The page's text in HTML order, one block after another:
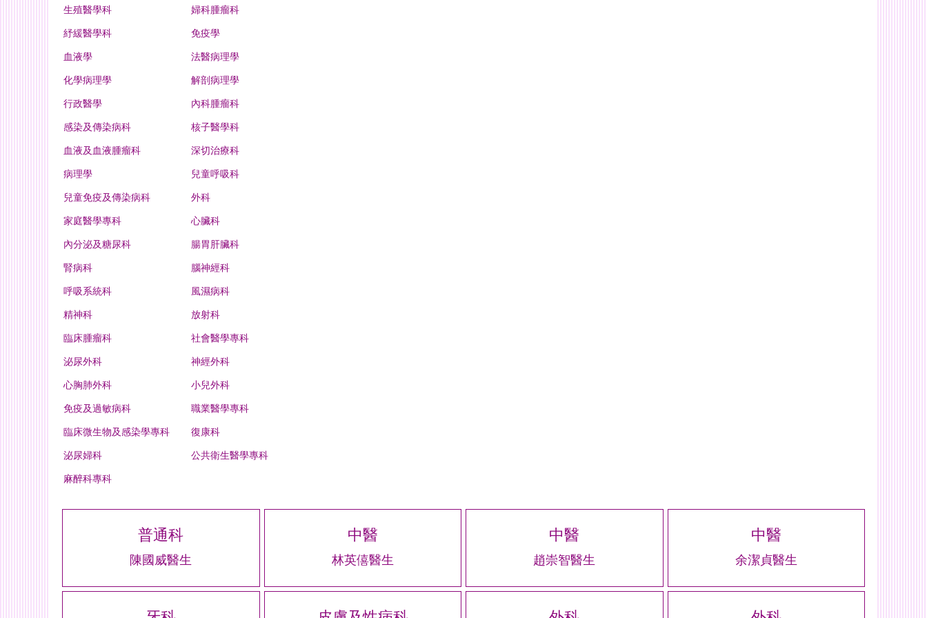
生殖醫學科 婦科腫瘤科
紓緩醫學科 免疫學
血液學 法醫病理學
化學病理學 解剖病理學
行政醫學 內科腫瘤科
感染及傳染病科 核子醫學科
血液及血液腫瘤科 深切治療科
病理學 兒童呼吸科
兒童免疫及傳染病科 外科
家庭醫學專科 心臟科
內分泌及糖尿科 腸胃肝臟科
腎病科 腦神經科
呼吸系統科 風濕病科
精神科 放射科
臨床腫瘤科 社會醫學專科
泌尿外科 神經外科
心胸肺外科 小兒外科
免疫及過敏病科 職業醫學專科
臨床微生物及感染學專科 復康科
泌尿婦科 公共衛生醫學專科
麻醉科專科
普通科
陳國威醫生
中醫
林英僖醫生
中醫
趙崇智醫生
中醫
余潔貞醫生